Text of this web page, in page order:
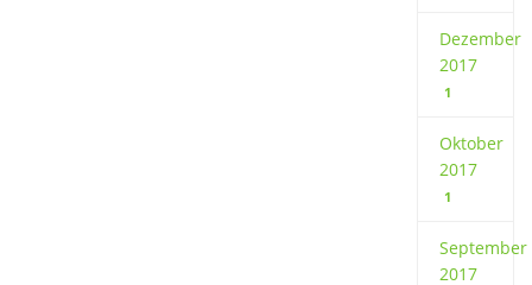
Dezember
2017
1
Oktober
2017
1
September
2017